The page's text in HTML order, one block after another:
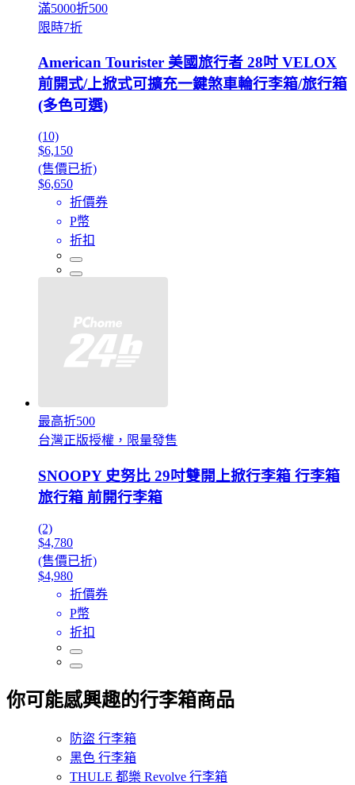
滿5000折500
限時7折
American Tourister 美國旅行者 28吋 VELOX
前開式/上掀式可擴充一鍵煞車輪行李箱/旅行箱
(多色可選)
(10)
$6,150
(售價已折)
$6,650
折價券
P幣
折扣
最高折500
台灣正版授權，限量發售
SNOOPY 史努比 29吋雙開上掀行李箱 行李箱
旅行箱 前開行李箱
(2)
$4,780
(售價已折)
$4,980
折價券
P幣
折扣
你可能感興趣的行李箱商品
防盜 行李箱
黑色 行李箱
THULE 都樂 Revolve 行李箱